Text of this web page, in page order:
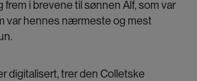
i brevene til sønnen Alf, som var
var hennes nærmeste og mest
digitalisert, trer den Colletske